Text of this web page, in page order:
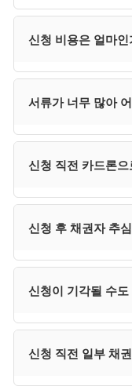
있습니다.
복잡하면 4개월 이
신청 비용은 얼마인
원으로 총 320만
추가 선임이 필요
서류가 너무 많아
안내하고 일부는
준비하면 됩니다.
신청 직전 카드론
수 있어 면책에 영
신청 후 채권자 추
정지됩니다. 추심이
신청이 기각될 수도
발생 사유 부적절
신청 직전 일부 채